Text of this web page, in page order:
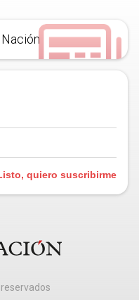
quiero suscribirme